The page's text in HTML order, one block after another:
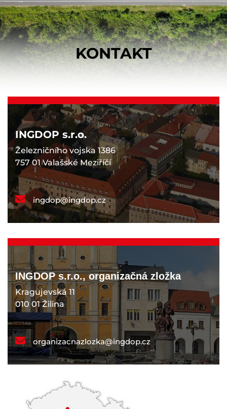
KONTAKT
INGDOP s.r.o.
Železničního vojska 1386
757 01 Valašské Meziříčí
ingdop@ingdop.cz
INGDOP s.r.o., organizačná zložka
Kragujevská 11
010 01 Žilina
organizacnazlozka@ingdop.cz